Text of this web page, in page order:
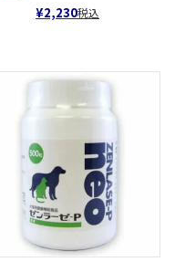
¥2,230税込